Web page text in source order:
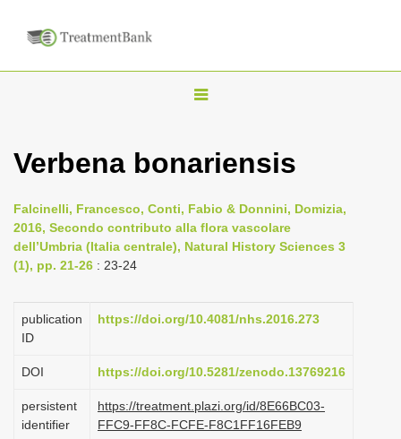
T
g
e
n
i
a
i
Verbena bonariensis
Falcinelli, Francesco, Conti, Fabio & Donnini, Domizia,
2016, Secondo contributo alla flora vascolare
dell’Umbria (Italia centrale), Natural History Sciences 3
(1), pp. 21-26 : 23-24
publication
ID
https://doi.org/10.4081/nhs.2016.273
DOI https://doi.org/10.5281/zenodo.13769216
persistent
identifier
https://treatment.plazi.org/id/8E66BC03-
FFC9-FF8C-FCFE-F8C1FF16FEB9